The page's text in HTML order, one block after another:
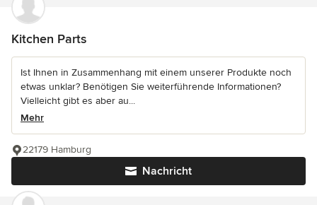
Kitchen Parts
Ist Ihnen in Zusammenhang mit einem unserer Produkte noch
etwas unklar? Benötigen Sie weiterführende Informationen?
Vielleicht gibt es aber au...
Mehr
Nachricht
22179 Hamburg